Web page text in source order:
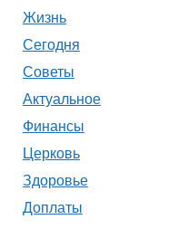
Жизнь
Сегодня
Советы
Актуальное
Финансы
Церковь
Здоровье
Доплаты